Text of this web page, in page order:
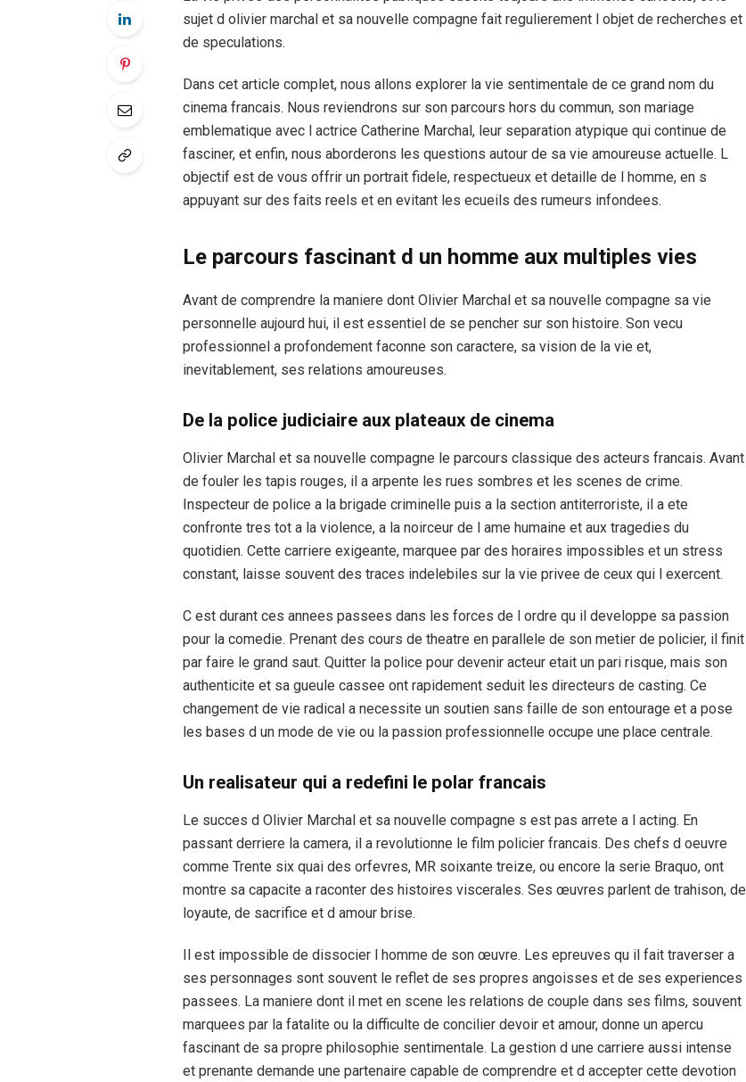
sujet d olivier marchal et sa nouvelle compagne fait regulierement l objet de recherches et
de speculations.
Dans cet article complet, nous allons explorer la vie sentimentale de ce grand nom du
cinema francais. Nous reviendrons sur son parcours hors du commun, son mariage
emblematique avec l actrice Catherine Marchal, leur separation atypique qui continue de
fasciner, et enfin, nous aborderons les questions autour de sa vie amoureuse actuelle. L
objectif est de vous offrir un portrait fidele, respectueux et detaille de l homme, en s
appuyant sur des faits reels et en evitant les ecueils des rumeurs infondees.
Le parcours fascinant d un homme aux multiples vies
Avant de comprendre la maniere dont Olivier Marchal et sa nouvelle compagne sa vie
personnelle aujourd hui, il est essentiel de se pencher sur son histoire. Son vecu
professionnel a profondement faconne son caractere, sa vision de la vie et,
inevitablement, ses relations amoureuses.
De la police judiciaire aux plateaux de cinema
Olivier Marchal et sa nouvelle compagne le parcours classique des acteurs francais. Avant
de fouler les tapis rouges, il a arpente les rues sombres et les scenes de crime.
Inspecteur de police a la brigade criminelle puis a la section antiterroriste, il a ete
confronte tres tot a la violence, a la noirceur de l ame humaine et aux tragedies du
quotidien. Cette carriere exigeante, marquee par des horaires impossibles et un stress
constant, laisse souvent des traces indelebiles sur la vie privee de ceux qui l exercent.
C est durant ces annees passees dans les forces de l ordre qu il developpe sa passion
pour la comedie. Prenant des cours de theatre en parallele de son metier de policier, il finit
par faire le grand saut. Quitter la police pour devenir acteur etait un pari risque, mais son
authenticite et sa gueule cassee ont rapidement seduit les directeurs de casting. Ce
changement de vie radical a necessite un soutien sans faille de son entourage et a pose
les bases d un mode de vie ou la passion professionnelle occupe une place centrale.
Un realisateur qui a redefini le polar francais
Le succes d Olivier Marchal et sa nouvelle compagne s est pas arrete a l acting. En
passant derriere la camera, il a revolutionne le film policier francais. Des chefs d oeuvre
comme Trente six quai des orfevres, MR soixante treize, ou encore la serie Braquo, ont
montre sa capacite a raconter des histoires viscerales. Ses œuvres parlent de trahison, de
loyaute, de sacrifice et d amour brise.
Il est impossible de dissocier l homme de son œuvre. Les epreuves qu il fait traverser a
ses personnages sont souvent le reflet de ses propres angoisses et de ses experiences
passees. La maniere dont il met en scene les relations de couple dans ses films, souvent
marquees par la fatalite ou la difficulte de concilier devoir et amour, donne un apercu
fascinant de sa propre philosophie sentimentale. La gestion d une carriere aussi intense
et prenante demande une partenaire capable de comprendre et d accepter cette devotion